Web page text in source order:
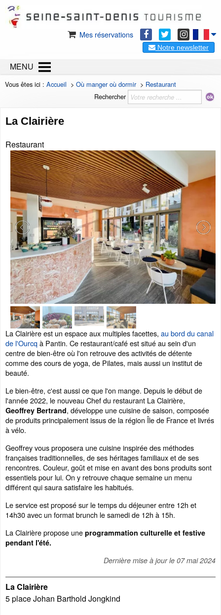
Mes réservations
Notre newsletter
MENU
Vous êtes ici : Accueil > Où manger où dormir> Restaurant
Rechercher
La Clairière
Restaurant
La Clairière est un espace aux multiples facettes, au bord du canal
de l'Ourcqà Pantin. Ce restaurant/café est situé au sein d'un
centre de bien-être où l'on retrouve des activités de détente
comme des cours de yoga, de Pilates, mais aussi un institut de
beauté.
Le bien-être, c'est aussi ce que l'on mange. Depuis le début de
l'année 2022, le nouveau Chef du restaurant La Clairière,
Geoffrey Bertrand, développe une cuisine de saison, composée
de produits principalement issus de la région Île de France et livrés
à vélo.
Geoffrey vous proposera une cuisine inspirée des méthodes
françaises traditionnelles, de ses héritages familiaux et de ses
rencontres. Couleur, goût et mise en avant des bons produits sont
essentiels pour lui. On y retrouve chaque semaine un menu
différent qui saura satisfaire les habitués.
Le service est proposé sur le temps du déjeuner entre 12h et
14h30 avec un format brunch le samedi de 12h à 15h.
La Clairière propose une programmation culturelle et festive
pendant l'été.
Dernière mise à jour le 07 mai 2024
La Clairière
5 place Johan Barthold Jongkind